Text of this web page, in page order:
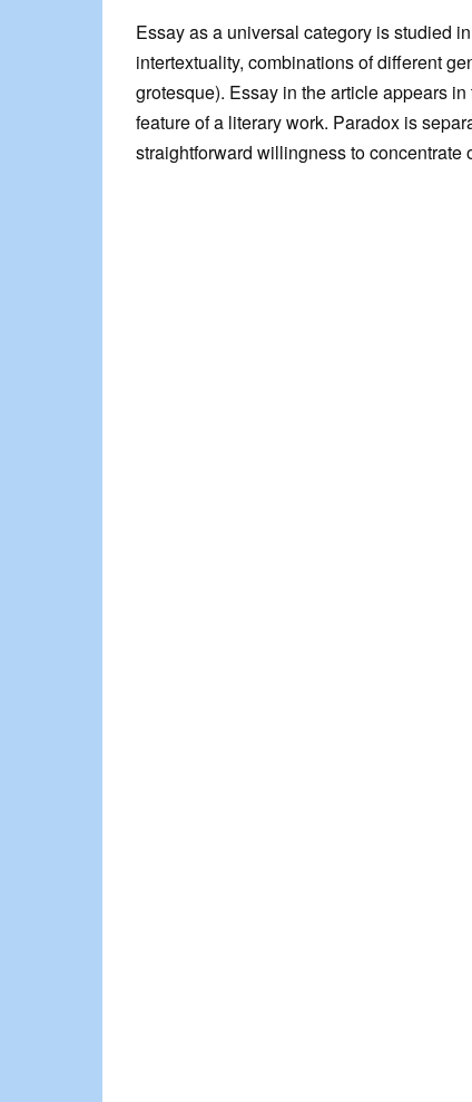
Essay as a universal category is studied
intertextuality, combinations of different
grotesque). Essay in the article appears
feature of a literary work. Paradox is
straightforward willingness to concentrate